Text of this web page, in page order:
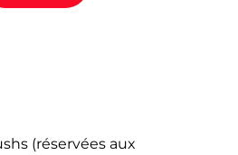
(réservées aux